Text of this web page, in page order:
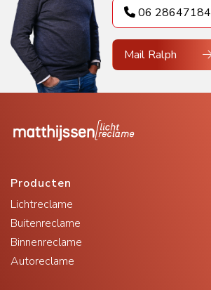
06 28647184
Mail Ralph
Producten
Lichtreclame
Buitenreclame
Binnenreclame
Autoreclame